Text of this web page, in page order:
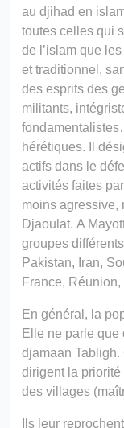
?>
au djihad en
toutes celles qui
de l’islam que
et traditionnel,
des esprits des
militants,
hérétiques. Il
actifs dans le
activités faites
moins agressive,
Djaoulat. A
groupes
Pakistan, Iran,
France,
En général, la
Elle ne parle que
djamaan
dirigent la
des villages
Ils leur